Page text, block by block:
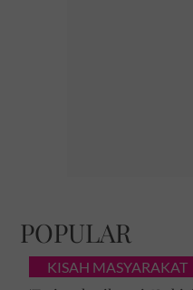
POPULAR
KISAH MASYARAKAT